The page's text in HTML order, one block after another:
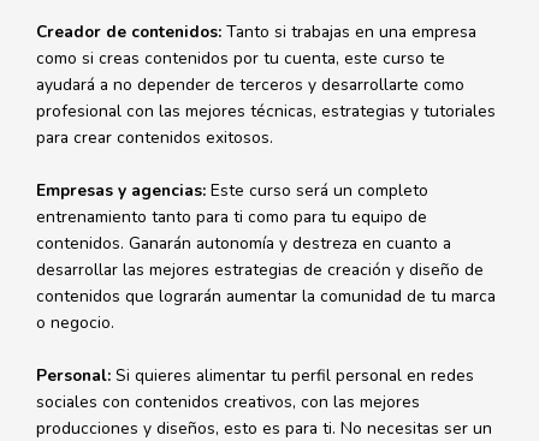
Creador de contenidos: Tanto si trabajas en una empresa
como si creas contenidos por tu cuenta, este curso te
ayudará a no depender de terceros y desarrollarte como
profesional con las mejores técnicas, estrategias y tutoriales
para crear contenidos exitosos.
Empresas y agencias: Este curso será un completo
entrenamiento tanto para ti como para tu equipo de
contenidos. Ganarán autonomía y destreza en cuanto a
desarrollar las mejores estrategias de creación y diseño de
contenidos que lograrán aumentar la comunidad de tu marca
o negocio.
Personal: Si quieres alimentar tu perfil personal en redes
sociales con contenidos creativos, con las mejores
producciones y diseños, esto es para ti. No necesitas ser un